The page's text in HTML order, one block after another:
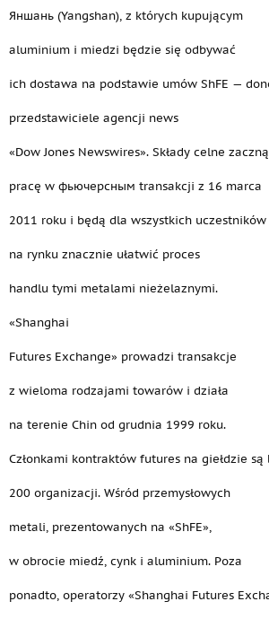
Яншань (Yangshan), z których kupującym
aluminium i miedzi będzie się odbywać
ich dostawa na podstawie umów ShFE —
przedstawiciele agencji news
«Dow Jones Newswires». Składy celne zaczną
pracę w фьючерсным transakcji z 16 marca
2011 roku i będą dla wszystkich uczestników
na rynku znacznie ułatwić proces
handlu tymi metalami nieżelaznymi.
«Shanghai
Futures Exchange» prowadzi transakcje
z wieloma rodzajami towarów i działa
na terenie Chin od grudnia 1999 roku.
Członkami kontraktów futures na giełdzie są
200 organizacji. Wśród przemysłowych
metali, prezentowanych na «ShFE»,
w obrocie miedź, cynk i aluminium. Poza
ponadto, operatorzy «Shanghai Futures